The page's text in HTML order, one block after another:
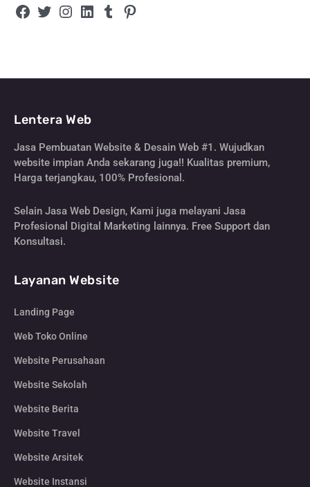
Lentera Web
Jasa Pembuatan Website & Desain Web #1. Wujudkan
website impian Anda sekarang juga!! Kualitas premium,
Harga terjangkau, 100% Profesional.
Selain Jasa Web Design, Kami juga melayani Jasa
Profesional Digital Marketing lainnya. Free Support dan
Konsultasi.
Layanan Website
Landing Page
Web Toko Online
Website Perusahaan
Website Sekolah
Website Berita
Website Travel
Website Arsitek
Website Instansi